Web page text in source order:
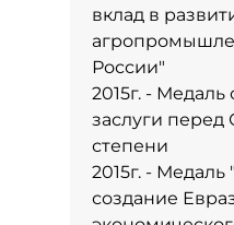
вклад в
России"
2015г. - Медаль
заслуги перед
степени
2015г. - Медаль
создание